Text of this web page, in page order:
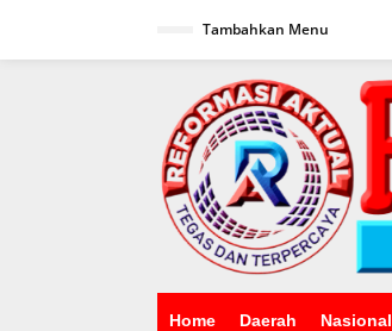
Tambahkan Menu
Home Daerah Nasional